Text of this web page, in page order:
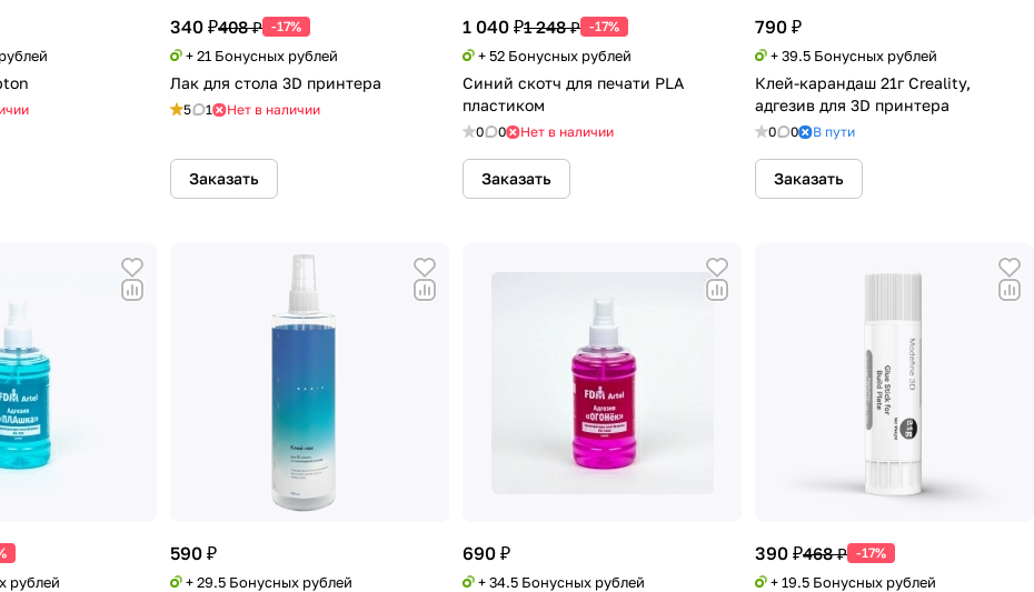
340 ₽408 ₽ -17%
+ 21 Бонусных рублей
Лак для стола 3D принтера
5 1 Нет в наличии
Заказать
1 040 ₽1 248 ₽ -17%
+ 52 Бонусных рублей
Синий скотч для печати PLA
пластиком
0 0 Нет в наличии
Заказать
790 ₽
+ 39.5 Бонусных рублей
Клей-карандаш 21г Creality,
адгезив для 3D принтера
0 0 В пути
Заказать
рублей
590 ₽
+ 29.5 Бонусных рублей
690 ₽
+ 34.5 Бонусных рублей
390 ₽468 ₽ -17%
+ 19.5 Бонусных рублей